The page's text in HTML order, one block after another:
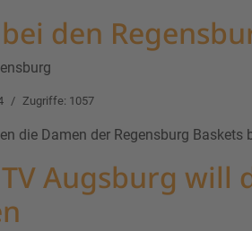
den
Zugriffe: 1057
die Damen der Regensburg
Augsburg will